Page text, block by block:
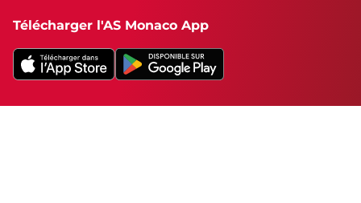
Télécharger l'AS Monaco App